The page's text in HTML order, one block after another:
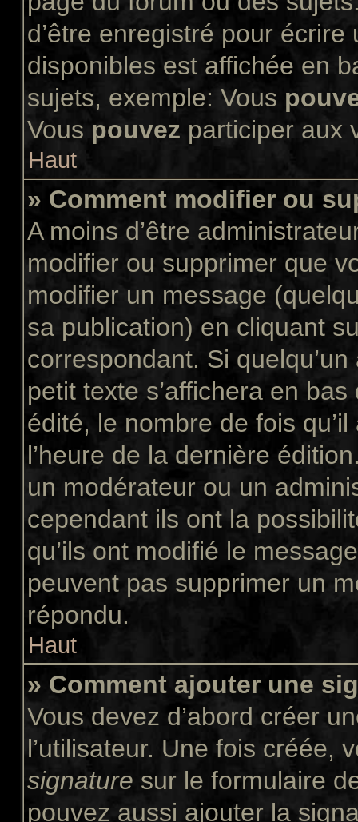
d’être enregistré pour
disponibles est affichée en
sujets, exemple: Vous
Vous pouvez participer aux
Haut
» Comment modifier ou
A moins d’être
modifier ou supprimer que
modifier un message
sa publication) en cliquant
correspondant. Si
petit texte s’affichera en
édité, le nombre de fois
l’heure de la dernière
un modérateur ou un
cependant ils ont la
qu’ils ont modifié le
peuvent pas supprimer un
répondu.
Haut
» Comment ajouter une
Vous devez d’abord créer
l’utilisateur. Une fois créée,
signature sur le formulaire
pouvez aussi ajouter la